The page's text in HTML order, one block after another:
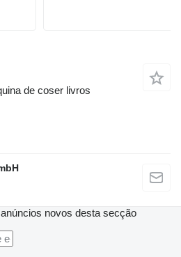
de coser livros
novos desta secção